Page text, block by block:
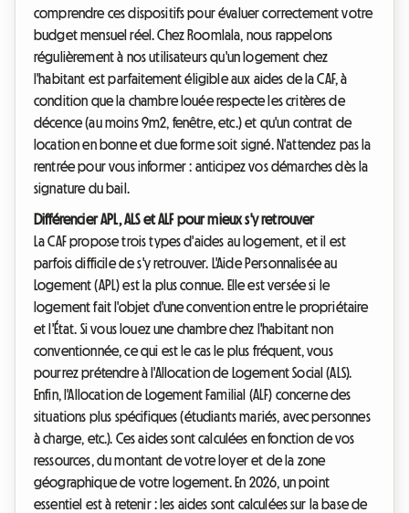
comprendre ces dispositifs pour évaluer correctement votre
budget mensuel réel. Chez Roomlala, nous rappelons
régulièrement à nos utilisateurs qu'un logement chez
l'habitant est parfaitement éligible aux aides de la CAF, à
condition que la chambre louée respecte les critères de
décence (au moins 9m2, fenêtre, etc.) et qu'un contrat de
location en bonne et due forme soit signé. N'attendez pas la
rentrée pour vous informer : anticipez vos démarches dès la
signature du bail.
Différencier APL, ALS et ALF pour mieux s'y retrouver
La CAF propose trois types d'aides au logement, et il est
parfois difficile de s'y retrouver. L'Aide Personnalisée au
Logement (APL) est la plus connue. Elle est versée si le
logement fait l'objet d'une convention entre le propriétaire
et l'État. Si vous louez une chambre chez l'habitant non
conventionnée, ce qui est le cas le plus fréquent, vous
pourrez prétendre à l'Allocation de Logement Social (ALS).
Enfin, l'Allocation de Logement Familial (ALF) concerne des
situations plus spécifiques (étudiants mariés, avec personnes
à charge, etc.). Ces aides sont calculées en fonction de vos
ressources, du montant de votre loyer et de la zone
géographique de votre logement. En 2026, un point
essentiel est à retenir : les aides sont calculées sur la base de